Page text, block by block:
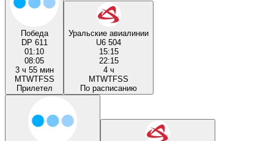
Победа
DP 611
01:10
08:05
3 ч 55 мин
MTWTFSS
Прилетел
Уральские авиалинии
U6 504
15:15
22:15
4 ч
MTWTFSS
По расписанию